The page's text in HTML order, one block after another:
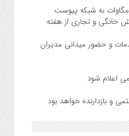
خانگی و تجاری از هفته
و حضور میدانی مدیران
اعلام شود
و بازدارنده خواهد بود